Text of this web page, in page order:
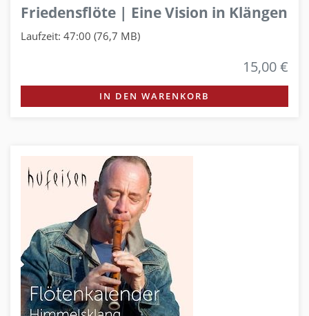
Friedensflöte | Eine Vision in Klängen
Laufzeit: 47:00 (76,7 MB)
15,00 €
IN DEN WARENKORB